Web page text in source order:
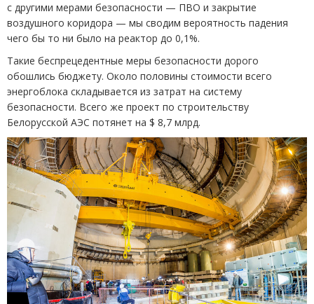
с другими мерами безопасности — ПВО и закрытие
воздушного коридора — мы сводим вероятность падения
чего бы то ни было на реактор до 0,1%.
Такие беспрецедентные меры безопасности дорого
обошлись бюджету. Около половины стоимости всего
энергоблока складывается из затрат на систему
безопасности. Всего же проект по строительству
Белорусской АЭС потянет на $ 8,7 млрд.